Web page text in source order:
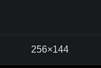
256×144